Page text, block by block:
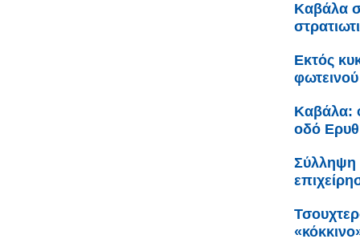
Καβάλα
Εκτός
Καβάλα:
οδό
Σύλληψη